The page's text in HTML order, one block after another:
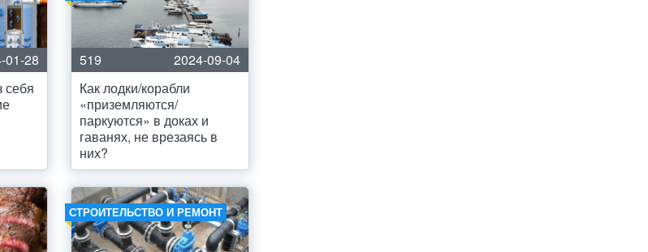
01-28
себя
519
2024-09-04
Как лодки/корабли
«приземляются/
паркуются» в доках и
гаванях, не врезаясь в
них?
СТРОИТЕЛЬСТВО И РЕМОНТ